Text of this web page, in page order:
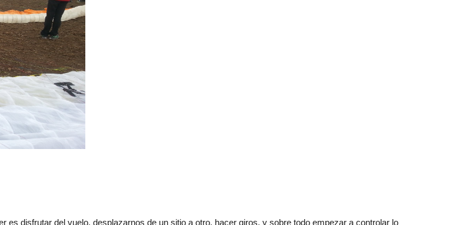
es disfrutar del vuelo, desplazarnos de un sitio a otro, hacer giros, y sobre todo empezar a controlar lo